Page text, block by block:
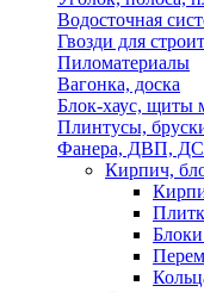
Водосточная
Гвозди для
Пиломатериалы
Вагонка, доска
Блок-хаус, щиты
Плинтусы,
Фанера, ДВП,
Кирпич,